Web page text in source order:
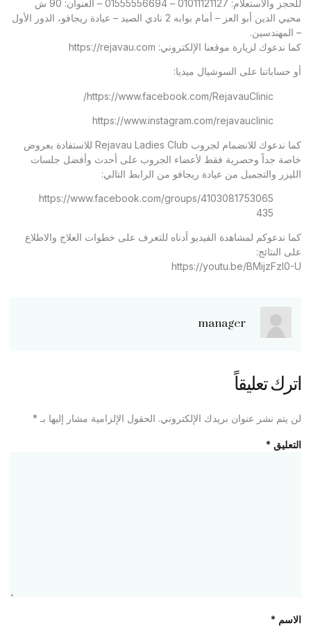
للحجز والاستعلام: 01011121127 – 01555556694 – العنوان: 90 ش
محيي الدين أبو العز – أمام بوابه 2 نادي الصيد – عيادة ريجافو، الدور الأول
– المهندسين.
كما ندعوك لزيارة موقعنا الإلكتروني: https://rejavau.com
أو حساباتنا على السوشيال ميديا:
https://www.facebook.com/RejavauClinic/
https://www.instagram.com/rejavauclinic
كما ندعوك للانضمام لجروب Rejavau Ladies Club للاستفادة بعروض
خاصة جداً وحصرية فقط لأعضاء الجروب على أحدث وأفضل جلسات
الليزر والتجميل من عيادة ريجافو من الرابط التالي:
https://www.facebook.com/groups/4103081753065
435
كما ندعوكم لمشاهدة الفيديو أدناه للتعرف على خطوات العلاج والاطلاع
على النتائج:
https://youtu.be/BMijzFzl0-U
manager
اترك تعليقاً
لن يتم نشر عنوان بريدك الإلكتروني. الحقول الإلزامية مشار إليها بـ *
التعليق *
الاسم *